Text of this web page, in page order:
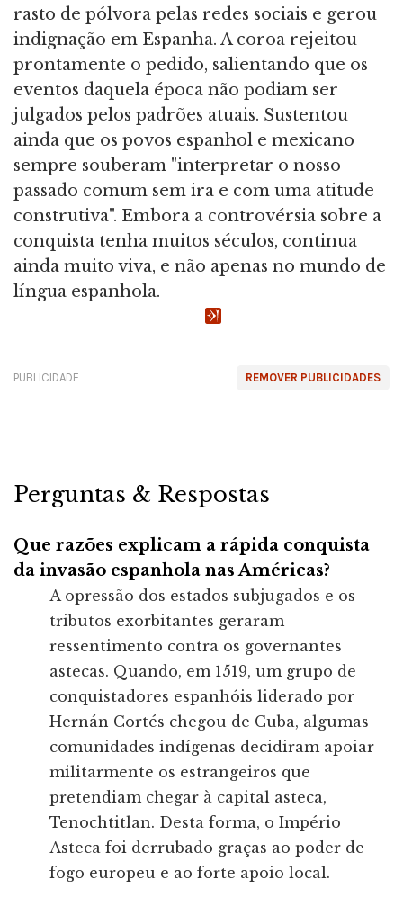
rasto de pólvora pelas redes sociais e gerou
indignação em Espanha. A coroa rejeitou
prontamente o pedido, salientando que os
eventos daquela época não podiam ser
julgados pelos padrões atuais. Sustentou
ainda que os povos espanhol e mexicano
sempre souberam "interpretar o nosso
passado comum sem ira e com uma atitude
construtiva". Embora a controvérsia sobre a
conquista tenha muitos séculos, continua
ainda muito viva, e não apenas no mundo de
língua espanhola.
REMOVER PUBLICIDADES
PUBLICIDADE
Perguntas & Respostas
Que razões explicam a rápida conquista
da invasão espanhola nas Américas?
A opressão dos estados subjugados e os
tributos exorbitantes geraram
ressentimento contra os governantes
astecas. Quando, em 1519, um grupo de
conquistadores espanhóis liderado por
Hernán Cortés chegou de Cuba, algumas
comunidades indígenas decidiram apoiar
militarmente os estrangeiros que
pretendiam chegar à capital asteca,
Tenochtitlan. Desta forma, o Império
Asteca foi derrubado graças ao poder de
fogo europeu e ao forte apoio local.